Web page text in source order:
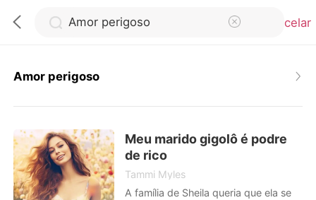
Cancelar
Loja
Histórico
Amor perigoso
Meu marido gigolô é podre
de rico
Tammi Myles
A família de Sheila queria que ela se